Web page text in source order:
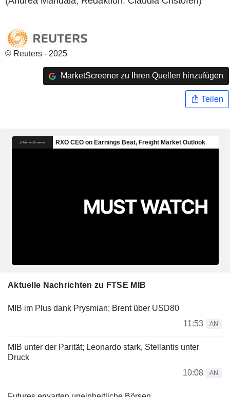
© Reuters - 2025
MarketScreener zu Ihren Quellen hinzufügen
Teilen
Aktuelle Nachrichten zu FTSE MIB
MIB im Plus dank Prysmian; Brent über USD80
11:53
AN
MIB unter der Parität; Leonardo stark, Stellantis unter
Druck
10:08
AN